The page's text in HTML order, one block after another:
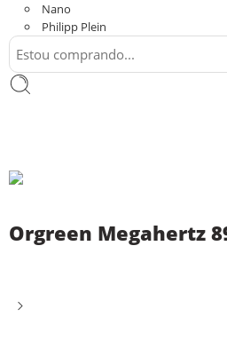
Nano
Philipp Plein
Orgreen Megahertz